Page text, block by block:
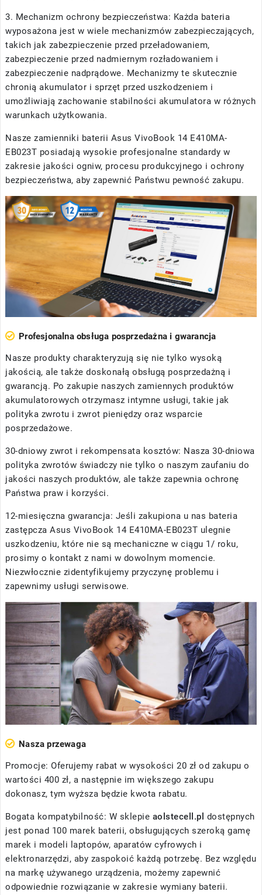
3. Mechanizm ochrony bezpieczeństwa: Każda bateria
wyposażona jest w wiele mechanizmów zabezpieczających,
takich jak zabezpieczenie przed przeładowaniem,
zabezpieczenie przed nadmiernym rozładowaniem i
zabezpieczenie nadprądowe. Mechanizmy te skutecznie
chronią akumulator i sprzęt przed uszkodzeniem i
umożliwiają zachowanie stabilności akumulatora w różnych
warunkach użytkowania.
Nasze zamienniki baterii Asus VivoBook 14 E410MA-
EB023T posiadają wysokie profesjonalne standardy w
zakresie jakości ogniw, procesu produkcyjnego i ochrony
bezpieczeństwa, aby zapewnić Państwu pewność zakupu.
Profesjonalna obsługa posprzedażna i gwarancja
Nasze produkty charakteryzują się nie tylko wysoką
jakością, ale także doskonałą obsługą posprzedażną i
gwarancją. Po zakupie naszych zamiennych produktów
akumulatorowych otrzymasz intymne usługi, takie jak
polityka zwrotu i zwrot pieniędzy oraz wsparcie
posprzedażowe.
30-dniowy zwrot i rekompensata kosztów: Nasza 30-dniowa
polityka zwrotów świadczy nie tylko o naszym zaufaniu do
jakości naszych produktów, ale także zapewnia ochronę
Państwa praw i korzyści.
12-miesięczna gwarancja: Jeśli zakupiona u nas bateria
zastępcza Asus VivoBook 14 E410MA-EB023T ulegnie
uszkodzeniu, które nie są mechaniczne w ciągu 1/ roku,
prosimy o kontakt z nami w dowolnym momencie.
Niezwłocznie zidentyfikujemy przyczynę problemu i
zapewnimy usługi serwisowe.
Nasza przewaga
Promocje: Oferujemy rabat w wysokości 20 zł od zakupu o
wartości 400 zł, a następnie im większego zakupu
dokonasz, tym wyższa będzie kwota rabatu.
Bogata kompatybilność: W sklepie aolstecell.pl dostępnych
jest ponad 100 marek baterii, obsługujących szeroką gamę
marek i modeli laptopów, aparatów cyfrowych i
elektronarzędzi, aby zaspokoić każdą potrzebę. Bez względu
na markę używanego urządzenia, możemy zapewnić
odpowiednie rozwiązanie w zakresie wymiany baterii.